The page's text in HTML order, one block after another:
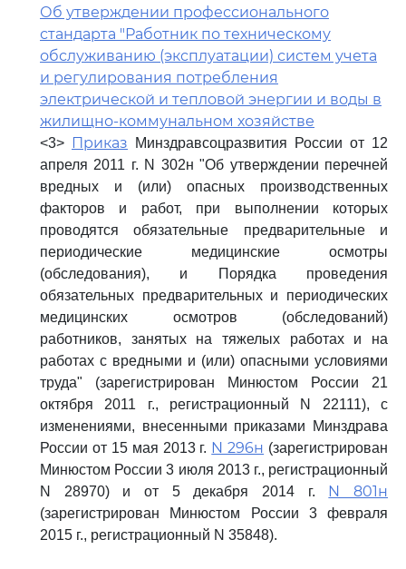
Об утверждении профессионального
стандарта "Работник по техническому
обслуживанию (эксплуатации) систем учета
и регулирования потребления
электрической и тепловой энергии и воды в
жилищно-коммунальном хозяйстве
<3> Приказ Минздравсоцразвития России от 12
апреля 2011 г. N 302н "Об утверждении перечней
вредных и (или) опасных производственных
факторов и работ, при выполнении которых
проводятся обязательные предварительные и
периодические медицинские осмотры
(обследования), и Порядка проведения
обязательных предварительных и периодических
медицинских осмотров (обследований)
работников, занятых на тяжелых работах и на
работах с вредными и (или) опасными условиями
труда" (зарегистрирован Минюстом России 21
октября 2011 г., регистрационный N 22111), с
изменениями, внесенными приказами Минздрава
России от 15 мая 2013 г. N 296н (зарегистрирован
Минюстом России 3 июля 2013 г., регистрационный
N 28970) и от 5 декабря 2014 г. N 801н
(зарегистрирован Минюстом России 3 февраля
2015 г., регистрационный N 35848).